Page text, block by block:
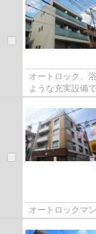
オートロック、
ような充実設備で
オートロックマ